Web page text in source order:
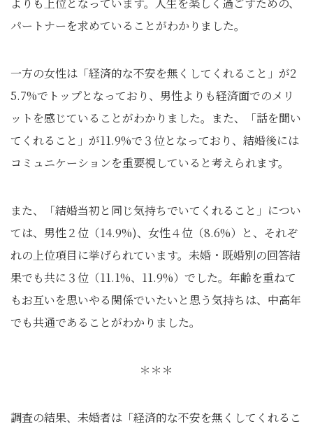
パートナーを求めていることがわかりました。
一方の女性は「経済的な不安を無くしてくれること」が2
5.7%でトップとなっており、男性よりも経済面でのメリ
ットを感じていることがわかりました。また、「話を聞い
てくれること」が11.9%で３位となっており、結婚後には
コミュニケーションを重要視していると考えられます。
また、「結婚当初と同じ気持ちでいてくれること」につい
ては、男性２位（14.9%)、女性４位（8.6%）と、それぞ
れの上位項目に挙げられています。未婚・既婚別の回答結
果でも共に３位（11.1%、11.9%）でした。年齢を重ねて
もお互いを思いやる関係でいたいと思う気持ちは、中高年
でも共通であることがわかりました。
＊＊＊
調査の結果、未婚者は「経済的な不安を無くしてくれるこ